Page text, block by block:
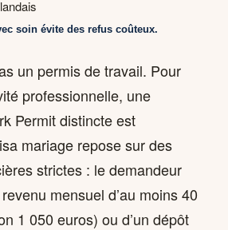
soin évite des refus coûteux.
un permis de travail. Pour
professionnelle, une
Permit distincte est
mariage repose sur des
strictes : le demandeur
mensuel d’au moins 40
1 050 euros) ou d’un dépôt